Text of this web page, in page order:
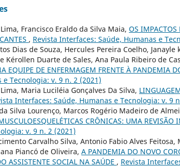
Francisco Eraldo da Silva Maia, OS IMPACTOS
, Revista Interfaces: Saúde, Humanas e
Dias de Souza, Hercules Pereira Coelho,
Kérollen Duarte de Sales, Ana Paula Ribeiro de
EQUIPE DE ENFERMAGEM FRENTE À PANDEMIA
e Tecnologia: v. 9 n. 2 (2021)
Maria Luciléia Gonçalves Da Silva,
Interfaces: Saúde, Humanas e Tecnologia: v. 9
Silva Lourenço, Marcos Rogério Madeiro de
CRÔNICAS: UMA REVISÃO
v. 9 n. 2 (2021)
Carvalho Silva, Antonio Fabio Alves
Piancó de Oliveira, A PANDEMIA DO NOVO
ASSISTENTE SOCIAL NA SAÚDE , Revista